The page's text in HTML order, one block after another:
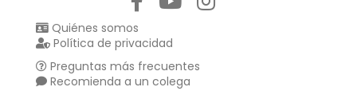
Quiénes somos
Política de privacidad
Preguntas más frecuentes
Recomienda a un colega